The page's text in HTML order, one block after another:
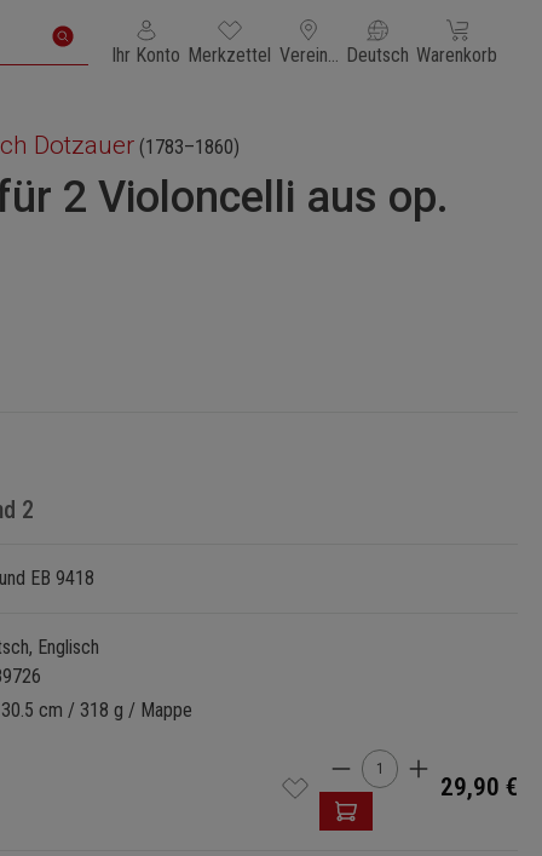
Ihr Konto Du hast 0 Produkte auf dem Merkzettel
Merkzettel Vereinigte Staaten von Amerika
Deutsch Warenkorb
Warenkorb
Dotzauer (1783–1860)
2 Violoncelli aus op.
2
EB 9418
Englisch
cm / 318 g / Mappe
Produkt Anzahl:
29,90 €